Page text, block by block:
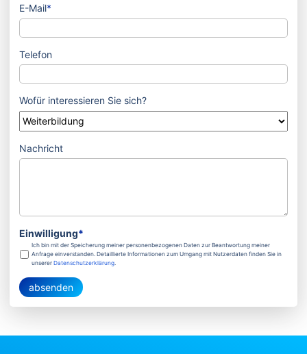
E-Mail*
Telefon
Wofür interessieren Sie sich?
Nachricht
Einwilligung*
Ich bin mit der Speicherung meiner personenbezogenen Daten zur Beantwortung meiner
Anfrage einverstanden. Detaillierte Informationen zum Umgang mit Nutzerdaten finden Sie in
unserer Datenschutzerklärung.
absenden